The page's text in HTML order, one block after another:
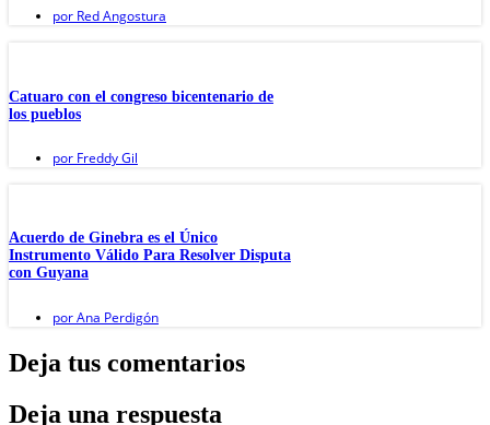
por Red Angostura
Catuaro con el congreso bicentenario de
los pueblos
por Freddy Gil
Acuerdo de Ginebra es el Único
Instrumento Válido Para Resolver Disputa
con Guyana
porAna Perdigón
Deja tus comentarios
Deja una respuesta